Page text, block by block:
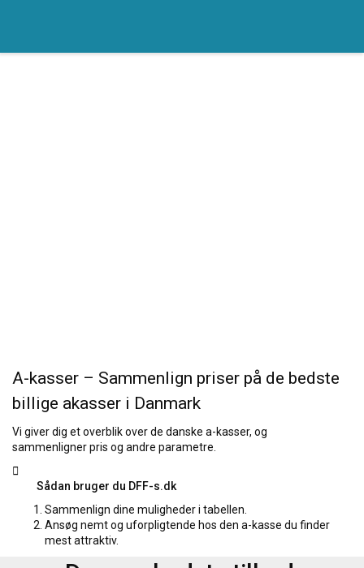
A-kasser – Sammenlign priser på de bedste
billige akasser i Danmark
Vi giver dig et overblik over de danske a-kasser, og
sammenligner pris og andre parametre.
Sådan bruger du DFF-s.dk
Sammenlign dine muligheder i tabellen.
Ansøg nemt og uforpligtende hos den a-kasse du finder
mest attraktiv.